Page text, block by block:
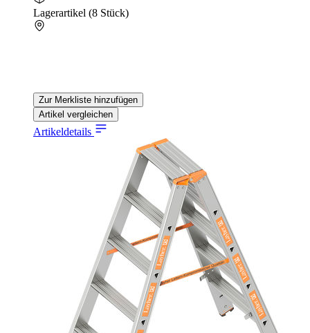
Lagerartikel (8 Stück)
Zur Merkliste hinzufügen
Artikel vergleichen
Artikeldetails